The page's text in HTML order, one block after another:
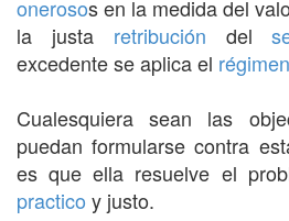
onerosos en la medida del
la justa retribución del
excedente se aplica el régimen
Cualesquiera sean las
puedan formularse contra
es que ella resuelve el
practico y justo.